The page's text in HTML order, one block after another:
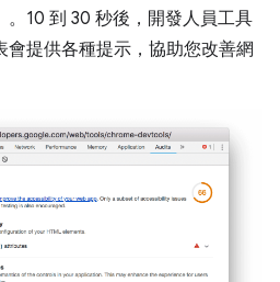
。10 到 30 秒後，開發人員工具
會提供各種提示，協助您改善網